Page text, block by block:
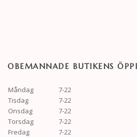
OBEMANNADE BUTIKENS
Måndag
7-22
Tisdag
7-22
Onsdag
7-22
Torsdag
7-22
Fredag
7-22